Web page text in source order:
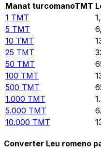
Manat turcomanoTMT
1 TMT
5 TMT
10 TMT
25 TMT
50 TMT
100 TMT
500 TMT
1.000 TMT
5.000 TMT
10.000 TMT
Converter Leu romeno